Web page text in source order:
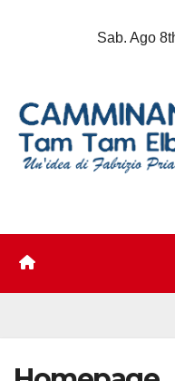
Sab. Ago